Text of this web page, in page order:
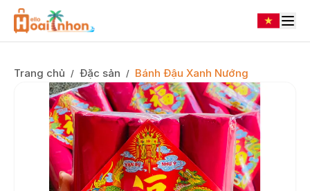
Trang chủ / Đặc sản / Bánh Đậu Xanh Nướng